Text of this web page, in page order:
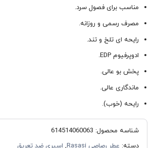
مناسب برای فصول سرد.
مصرف رسمی و روزانه.
رایحه ای تلخ و تند.
ادوپرفیوم EDP.
پخش بو عالی.
ماندگاری عالی.
رایحه (خوب).
شناسه محصول: 614514060063
دسته: عطر رصاصی Rasasi , اسپری ضد تعریق